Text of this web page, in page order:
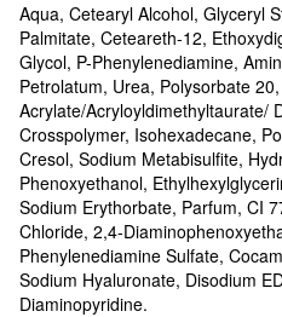
Aqua, Cetearyl Alcohol, Glyceryl
Palmitate, Ceteareth-12,
Glycol, P-Phenylenediamine,
Petrolatum, Urea, Polysorbate
Acrylate/Acryloyldimethyltaurate/
Crosspolymer, Isohexadecane,
Cresol, Sodium Metabisulfite,
Phenoxyethanol,
Sodium Erythorbate, Parfum, CI
Chloride, 2,4-
Phenylenediamine Sulfate,
Sodium Hyaluronate, Disodium
Diaminopyridine.